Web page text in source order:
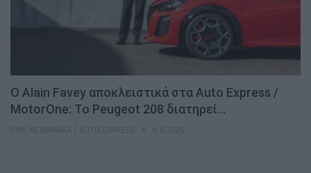
Ο Alain Favey αποκλειστικά στα Auto Express /
MotorOne: Το Peugeot 208 διατηρεί…